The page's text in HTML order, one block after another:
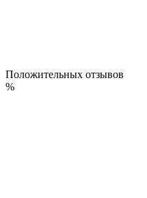
Положительных отзывов
%